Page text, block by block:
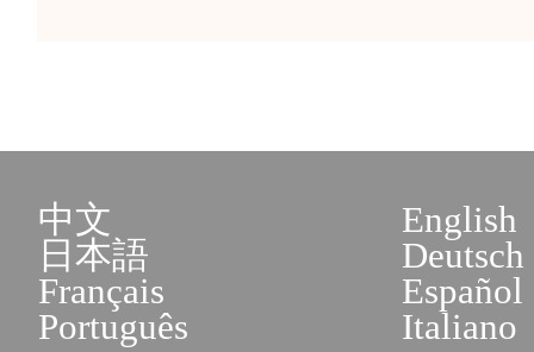
中文
English
日本語
Deutsch
Français
Español
Português
Italiano